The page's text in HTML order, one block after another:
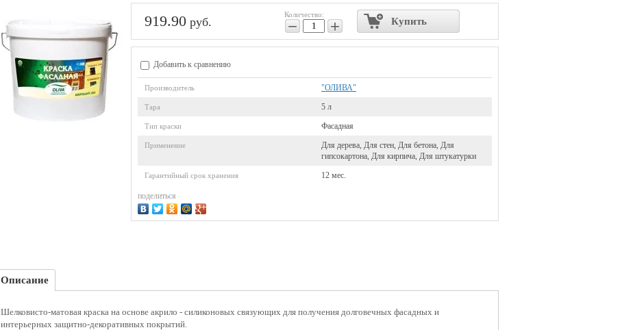
919.90 руб.
Количество:
− + Купить
Добавить к сравнению
Производитель "ОЛИВА"
Тара 5 л
Тип краски Фасадная
Применение
Для дерева, Для стен, Для бетона, Для
гипсокартона, Для кирпича, Для штукатурки
Гарантийный срок хранения 12 мес.
поделиться
Описание
Шелковисто-матовая краска на основе акрило - силиконовых связующих для получения долговечных фасадных и
интерьерных защитно-декоративных покрытий.